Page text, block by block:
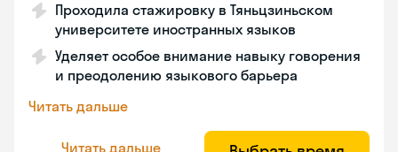
Проходила стажировку в Тяньцзиньском
университете иностранных языков
Уделяет особое внимание навыку говорения
и преодолению языкового барьера
Читать дальше
Читать дальше